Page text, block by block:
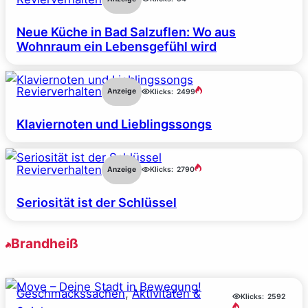
Neue Küche in Bad Salzuflen: Wo aus
Wohnraum ein Lebensgefühl wird
Revierverhalten Anzeige Klicks: 2499
Klaviernoten und Lieblingssongs
Revierverhalten Anzeige Klicks: 2790
Seriosität ist der Schlüssel
Brandheiß
Geschmackssachen, Aktivitäten &
Klicks: 2592